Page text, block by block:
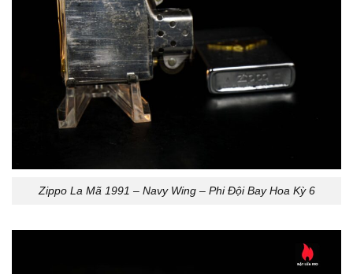
Zippo La Mã 1991 – Navy Wing – Phi Đội Bay Hoa Kỳ 6